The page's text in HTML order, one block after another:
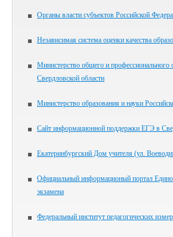
Органы власти субъектов Российской
Независимая система оценки качества
Министерство общего и профессионального
Свердловской области
Министерство образования и науки
Сайт информационной поддержки ЕГЭ в
Екатеринбургский Дом учителя (ул.
Официальный информационый портал
экзамена
Федеральный институт педагогических